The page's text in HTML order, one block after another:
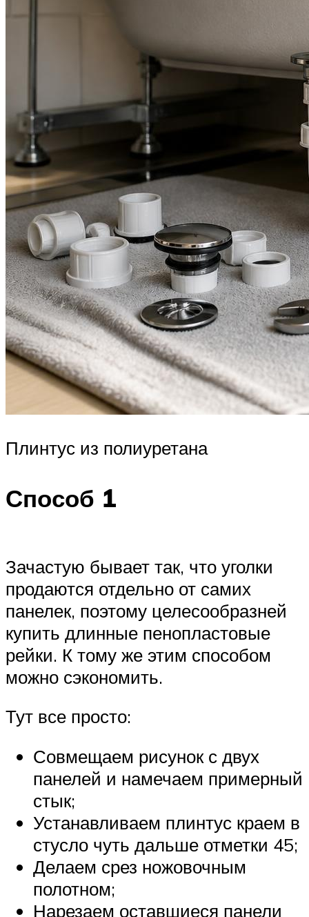
Плинтус из полиуретана
Способ 1
Зачастую бывает так, что уголки
продаются отдельно от самих
панелек, поэтому целесообразней
купить длинные пенопластовые
рейки. К тому же этим способом
можно сэкономить.
Тут все просто:
Совмещаем рисунок с двух
панелей и намечаем примерный
стык;
Устанавливаем плинтус краем в
стусло чуть дальше отметки 45;
Делаем срез ножовочным
полотном;
Нарезаем оставшиеся панели